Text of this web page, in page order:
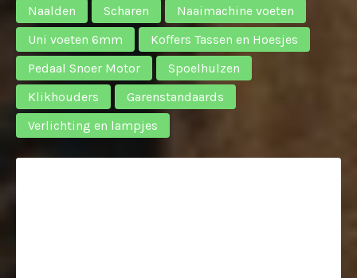
Naalden
Scharen
Naaimachine voeten
Uni voeten 6mm
Koffers Tassen en Hoesjes
Pedaal Snoer Motor
Spoelhulzen
Klikhouders
Garenstandaards
Verlichting en lampjes